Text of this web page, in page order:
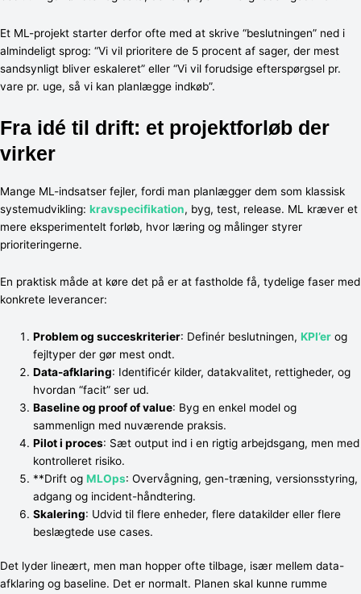
Et ML-projekt starter derfor ofte med at skrive “beslutningen” ned i
almindeligt sprog: “Vi vil prioritere de 5 procent af sager, der mest
sandsynligt bliver eskaleret” eller “Vi vil forudsige efterspørgsel pr.
vare pr. uge, så vi kan planlægge indkøb”.
Fra idé til drift: et projektforløb der
virker
Mange ML-indsatser fejler, fordi man planlægger dem som klassisk
systemudvikling: kravspecifikation, byg, test, release. ML kræver et
mere eksperimentelt forløb, hvor læring og målinger styrer
prioriteringerne.
En praktisk måde at køre det på er at fastholde få, tydelige faser med
konkrete leverancer:
Problem og succeskriterier: Definér beslutningen,KPI’er og
fejltyper der gør mest ondt.
Data-afklaring: Identificér kilder, datakvalitet, rettigheder, og
hvordan “facit” ser ud.
Baseline og proof of value: Byg en enkel model og
sammenlign med nuværende praksis.
Pilot i proces: Sæt output ind i en rigtig arbejdsgang, men med
kontrolleret risiko.
**Drift ogMLOps: Overvågning, gen-træning, versionsstyring,
adgang og incident-håndtering.
Skalering: Udvid til flere enheder, flere datakilder eller flere
beslægtede use cases.
Det lyder lineært, men man hopper ofte tilbage, især mellem data-
afklaring og baseline. Det er normalt. Planen skal kunne rumme